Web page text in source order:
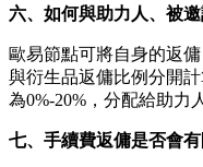
六、如何與助力人、被
歐易節點可將自身的返
與衍生品返傭比例分開
為0%-20%，分配給助力
七、手續費返傭是否會有